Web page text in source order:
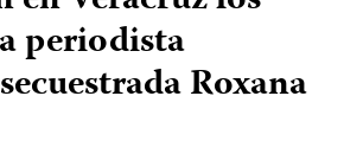
periodista
Roxana